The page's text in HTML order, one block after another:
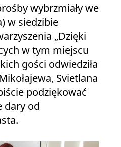
wybrzmiały we
w siedzibie
„Dzięki
w tym miejscu
gości odwiedziła
Svietlana
podziękować
dary od